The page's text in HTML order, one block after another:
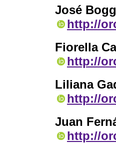
José
http://
Fiorella
http://
Liliana
http://
Juan
http://